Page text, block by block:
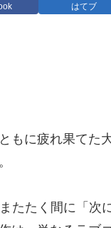
はてブ
もに疲れ果てた
たたく間に「次